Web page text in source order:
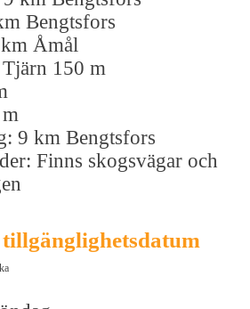
Bengtsfors
Åmål
150 m
9 km Bengtsfors
Finns skogsvägar och